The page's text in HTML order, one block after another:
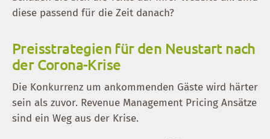
diese passend für die Zeit danach?
Preisstrategien für den Neustart nach
der Corona-Krise
Die Konkurrenz um ankommenden Gäste wird härter
sein als zuvor. Revenue Management Pricing Ansätze
sind ein Weg aus der Krise.